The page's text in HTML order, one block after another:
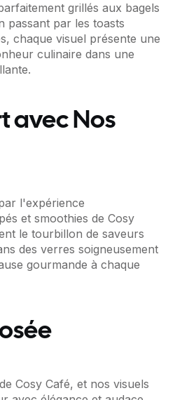
grillés aux bagels
passant par les toasts
chaque visuel présente une
culinaire dans une
avec Nos
l'expérience
et smoothies de Cosy
le tourbillon de saveurs
des verres soigneusement
gourmande à chaque
Cosy Café, et nos visuels